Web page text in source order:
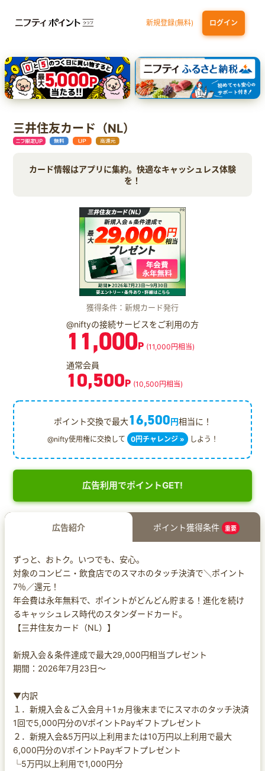
新規登録(無料) ログイン
三井住友カード（NL）オーロラデザイン
【三井住友銀行口座お持ちの方専用】Olive口座切替 P-one Wiz
ライフカードビジネスライトプラス dカード
三井住友カード（NL）
カード情報はアプリに集約。快適なキャッシュレス体験
を！
獲得条件：新規カード発行
@niftyの接続サービスをご利用の方
11,000P (11,000円相当)
通常会員
10,500P (10,500円相当)
ポイント交換で最大16,500円相当に！
@nifty使用権に交換して 0円チャレンジ » しよう！
広告利用でポイントGET!
広告紹介 ポイント獲得条件 重要
ずっと、おトク。いつでも、安心。
対象のコンビニ・飲食店でのスマホのタッチ決済で＼ポイント
7％／還元！
年会費は永年無料で、ポイントがどんどん貯まる！進化を続け
るキャッシュレス時代のスタンダードカード。
【三井住友カード（NL）】
新規入会＆条件達成で最大29,000円相当プレゼント
期間：2026年7月23日～
▼内訳
１．新規入会＆ご入会月＋1ヵ月後末までにスマホのタッチ決済
1回で5,000円分のVポイントPayギフトプレゼント
２．新規入会&5万円以上利用または10万円以上利用で最大
6,000円分のVポイントPayギフトプレゼント
└5万円以上利用で1,000円分